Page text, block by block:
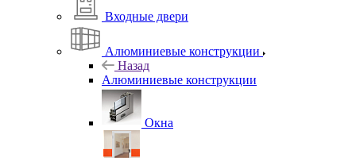
Входные двери
Алюминиевые конструкции
Назад
Алюминиевые конструкции
Окна